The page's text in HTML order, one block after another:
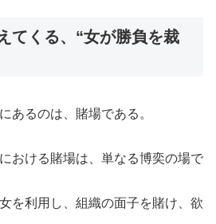
てくる、“女が勝負を裁
あるのは、賭場である。
おける賭場は、単なる博奕の場で
を利用し、組織の面子を賭け、欲